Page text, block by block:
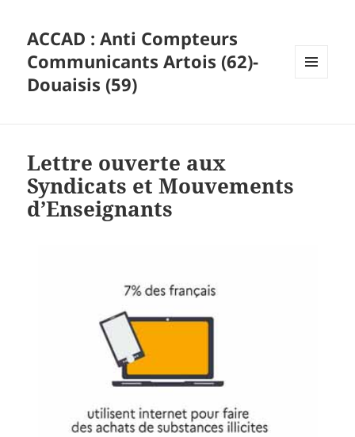
ACCAD : Anti Compteurs
Communicants Artois (62)-
Douaisis (59)
Lettre ouverte aux
Syndicats et Mouvements
d’Enseignants